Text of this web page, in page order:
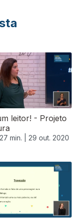
leitor! - Projeto
27 min. | 29 out. 2020